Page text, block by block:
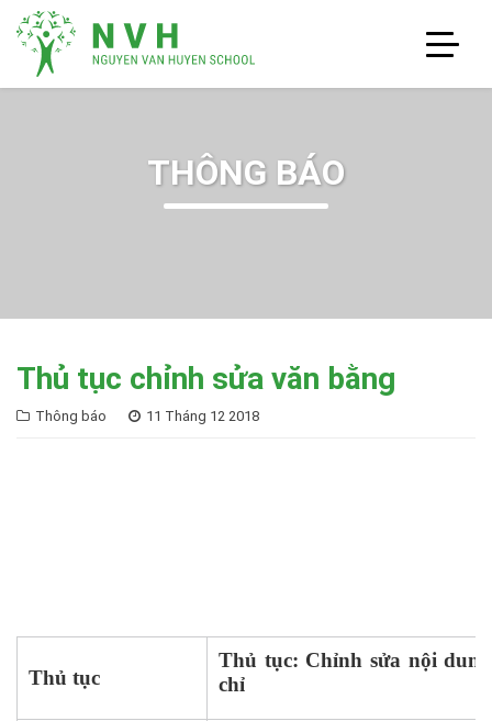
THÔNG BÁO
Thủ tục chỉnh sửa văn bằng
Thông báo 11 Tháng 12 2018
Thủ tục
Thủ tục: Chỉnh sửa nội
chỉ